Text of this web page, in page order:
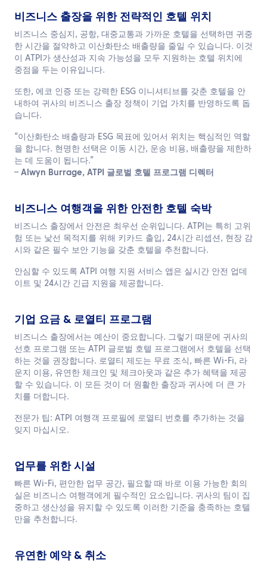
비즈니스 출장을 위한 전략적인 호텔 위치
비즈니스 중심지, 공항, 대중교통과 가까운 호텔을 선택하면 귀중
한 시간을 절약하고 이산화탄소 배출량을 줄일 수 있습니다. 이것
이 ATPI가 생산성과 지속 가능성을 모두 지원하는 호텔 위치에
중점을 두는 이유입니다.
또한, 에코 인증 또는 강력한 ESG 이니셔티브를 갖춘 호텔을 안
내하여 귀사의 비즈니스 출장 정책이 기업 가치를 반영하도록 돕
습니다.
“이산화탄소 배출량과 ESG 목표에 있어서 위치는 핵심적인 역할
을 합니다. 현명한 선택은 이동 시간, 운송 비용, 배출량을 제한하
는 데 도움이 됩니다.”
– Alwyn Burrage, ATPI 글로벌 호텔 프로그램 디렉터
비즈니스 여행객을 위한 안전한 호텔 숙박
비즈니스 출장에서 안전은 최우선 순위입니다. ATPI는 특히 고위
험 또는 낯선 목적지를 위해 키카드 출입, 24시간 리셉션, 현장 감
시와 같은 필수 보안 기능을 갖춘 호텔을 추천합니다.
안심할 수 있도록 ATPI 여행 지원 서비스 앱은 실시간 안전 업데
이트 및 24시간 긴급 지원을 제공합니다.
기업 요금 & 로열티 프로그램
비즈니스 출장에서는 예산이 중요합니다. 그렇기 때문에 귀사의
선호 프로그램 또는 ATPI 글로벌 호텔 프로그램에서 호텔을 선택
하는 것을 권장합니다. 로열티 제도는 무료 조식, 빠른 Wi-Fi, 라
운지 이용, 유연한 체크인 및 체크아웃과 같은 추가 혜택을 제공
할 수 있습니다. 이 모든 것이 더 원활한 출장과 귀사에 더 큰 가
치를 더합니다.
전문가 팁: ATPI 여행객 프로필에 로열티 번호를 추가하는 것을
잊지 마십시오.
업무를 위한 시설
빠른 Wi-Fi, 편안한 업무 공간, 필요할 때 바로 이용 가능한 회의
실은 비즈니스 여행객에게 필수적인 요소입니다. 귀사의 팀이 집
중하고 생산성을 유지할 수 있도록 이러한 기준을 충족하는 호텔
만을 추천합니다.
유연한 예약 & 취소